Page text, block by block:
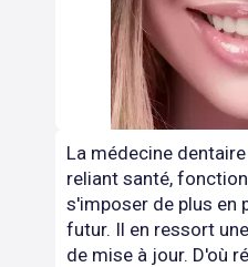
La médecine
reliant santé,
s'imposer de plus en
futur. Il en ressort
de mise à jour. D'où